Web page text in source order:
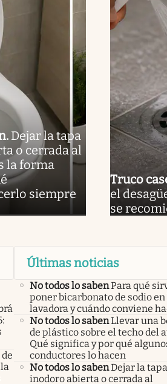
. Dejar la tapa
o cerrada al
la forma
siempre
Truco
el
se
Últimas noticias
No todos lo sabenPara qué
poner bicarbonato de sodio en
lavadora y cuándo conviene
No todos lo sabenLlevar una
de plástico sobre el techo del
Qué significa y por qué
conductores lo hacen
No todos lo sabenDejar la
inodoro abierta o cerrada al